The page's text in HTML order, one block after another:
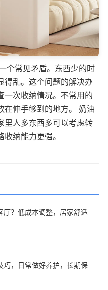
个常见矛盾。东西少的时
得乱。这个问题的解决办
一次收纳情况。不常用的
在伸手够到的地方。 奶油
里人多东西多可以考虑转
纳能力更强。
厅？低成本调整，居家舒适
巧，日常做好养护，长期保